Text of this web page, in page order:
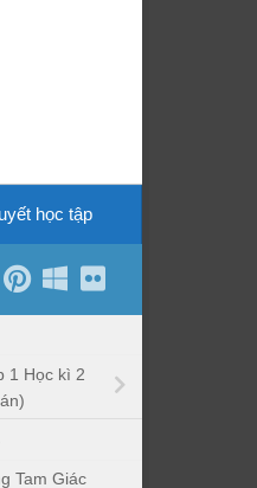
học tập
1 Học kì 2
Tam Giác